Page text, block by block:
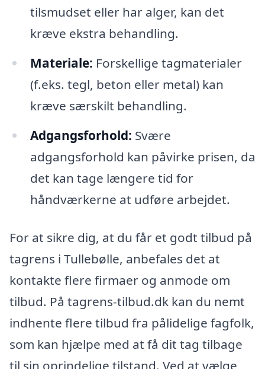
tilsmudset eller har alger, kan det
kræve ekstra behandling.
Materiale: Forskellige tagmaterialer
(f.eks. tegl, beton eller metal) kan
kræve særskilt behandling.
Adgangsforhold: Svære
adgangsforhold kan påvirke prisen, da
det kan tage længere tid for
håndværkerne at udføre arbejdet.
For at sikre dig, at du får et godt tilbud på
tagrens i Tullebølle, anbefales det at
kontakte flere firmaer og anmode om
tilbud. På tagrens-tilbud.dk kan du nemt
indhente flere tilbud fra pålidelige fagfolk,
som kan hjælpe med at få dit tag tilbage
til sin oprindelige tilstand. Ved at vælge